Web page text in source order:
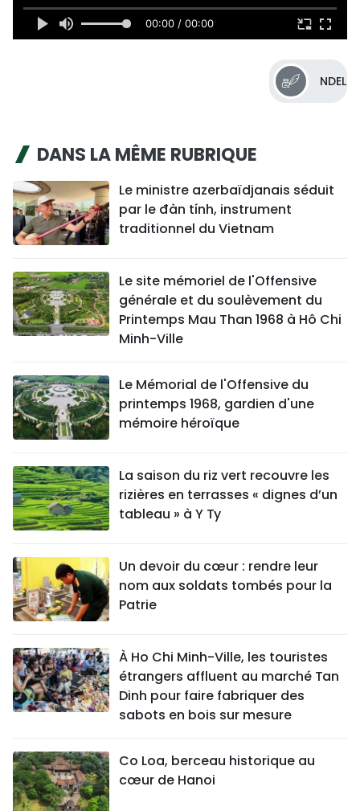
TIẾNG VIỆT
ENGLISH
РУССКИЙ
ESPAÑOL
00:00 / 00:00
NDEL
DANS LA MÊME RUBRIQUE
Le ministre azerbaïdjanais séduit
par le đàn tính, instrument
traditionnel du Vietnam
Le site mémoriel de l'Offensive
générale et du soulèvement du
Printemps Mau Than 1968 à Hô Chi
Minh-Ville
Le Mémorial de l'Offensive du
printemps 1968, gardien d'une
mémoire héroïque
La saison du riz vert recouvre les
rizières en terrasses « dignes d’un
tableau » à Y Ty
Un devoir du cœur : rendre leur
nom aux soldats tombés pour la
Patrie
À Ho Chi Minh-Ville, les touristes
étrangers affluent au marché Tan
Dinh pour faire fabriquer des
sabots en bois sur mesure
Co Loa, berceau historique au
cœur de Hanoi